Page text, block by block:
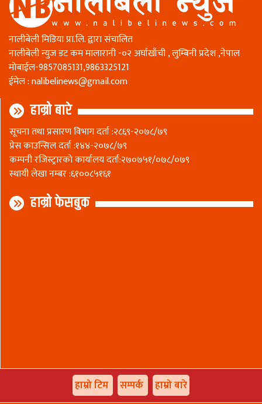
नालीबेली मिडिया प्रा.लि. द्वारा संचालित
नालीबेली न्युज डट कम मालारानी -०२ अर्घाखाँची , लुम्बिनी प्रदेश ,नेपाल
माेबाईल-9857085131,9863325121
ईमेल :nalibelinews@gmail.com
हाम्रो बारे
सूचना तथा प्रसारण विभाग दर्ता :२८६९-२०७८/७९
प्रेस काउन्सिल दर्ता :१४४-२०७८/७९
कम्पनी रजिस्ट्रारकाे कार्यालय दर्ता:२७०७५१/०७८/०७९
स्थायी लेखा नम्बर :६१००८५१६१
हाम्रो फेसबुक
हाम्रो टिम सम्पर्क हाम्रो बारे